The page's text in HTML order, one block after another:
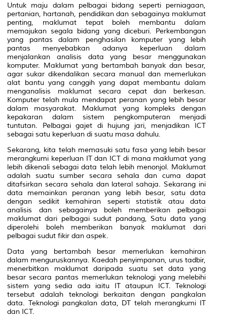
Untuk maju dalam pelbagai bidang seperti perniagaan,
pertanian, hartanah, pendidikan dan sebagainya maklumat
penting, maklumat tepat boleh membantu dalam
memajukan segala bidang yang diceburi. Perkembangan
yang pantas dalam penghasilan komputer yang lebih
pantas menyebabkan adanya keperluan dalam
menjalankan analisis data yang besar menggunakan
komputer. Maklumat yang bertambah banyak dan besar,
agar sukar dikendalikan secara manual dan memerlukan
alat bantu yang canggih yang dapat membantu dalam
menganalisis maklumat secara cepat dan berkesan.
Komputer telah mula mendapat peranan yang lebih besar
dalam masyarakat. Maklumat yang kompleks dengan
kepakaran dalam sistem pengkomputeran menjadi
tuntutan. Pelbagai gajet di hujung jari, menjadikan ICT
sebagai satu keperluan di suatu masa dahulu.
Sekarang, kita telah memasuki satu fasa yang lebih besar
merangkumi keperluan IT dan ICT di mana maklumat yang
lebih dikenali sebagai data telah lebih menonjol. Maklumat
adalah suatu sumber secara sehala dan cuma dapat
ditafsirkan secara sehala dan lateral sahaja. Sekarang ini
data memainkan peranan yang lebih besar, satu data
dengan sedikit kemahiran seperti statistik atau data
analisis dan sebagainya boleh memberikan pelbagai
maklumat dari pelbagai sudut pandang, Satu data yang
diperolehi boleh memberikan banyak maklumat dari
pelbagai sudut fikir dan aspek.
Data yang bertambah besar memerlukan kemahiran
dalam menguruskannya. Kaedah penyimpanan, urus tadbir,
menerbitkan maklumat daripada suatu set data yang
besar secara pantas memerlukan teknologi yang melebihi
sistem yang sedia ada iaitu IT ataupun ICT. Teknologi
tersebut adalah teknologi berkaitan dengan pangkalan
data. Teknologi pangkalan data, DT telah merangkumi IT
dan ICT.